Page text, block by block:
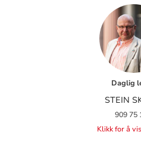
Daglig
STEIN
909 75
Klikk for å